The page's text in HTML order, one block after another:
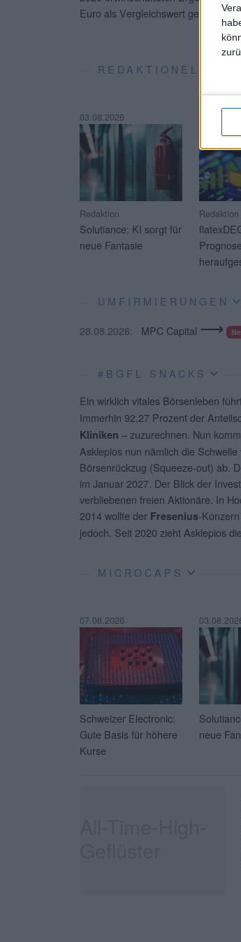
Euro als Vergleichswert gegenüber.
REDAKTIONELLE
03.08.2026
Redaktion
Solutiance: KI sorgt für
neue Fantasie
Redaktion
UMFIRMIERUNGEN
28.08.2026:
MPC Capital ⟶
#BGFL SNACKS
Ein wirklich vitales Börsenleben
Immerhin 92,27 Prozent der
Kliniken – zuzurechnen. Nun
Asklepios nun nämlich die
Börsenrückzug (Squeeze-out) ab.
im Januar 2027. Der Blick der
verbliebenen freien Aktionäre. In
2014 wollte der Fresenius-
jedoch. Seit 2020 zieht Asklepios
MICROCAPS
07.08.2026
Schweizer Electronic:
Gute Basis für höhere
Kurse
neue